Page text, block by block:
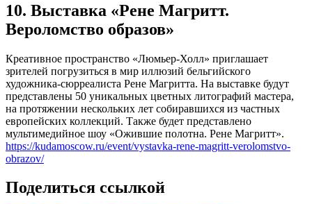
10. Выставка «Рене Магритт.
Вероломство образов»
Креативное пространство «Люмьер-Холл» приглашает
зрителей погрузиться в мир иллюзий бельгийского
художника-сюрреалиста Рене Магритта. На выставке будут
представлены 50 уникальных цветных литографий мастера,
на протяжении нескольких лет собиравшихся из частных
европейских коллекций. Также будет представлено
мультимедийное шоу «Ожившие полотна. Рене Магритт».
https://kudamoscow.ru/event/vystavka-rene-magritt-verolomstvo-
obrazov/
Поделиться ссылкой